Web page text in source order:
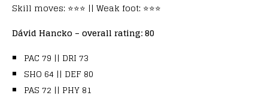
Skill moves: ⭐⭐⭐ || Weak foot: ⭐⭐⭐
Dávid Hancko – overall rating: 80
PAC 79 || DRI 73
SHO 64 || DEF 80
PAS 72 || PHY 81